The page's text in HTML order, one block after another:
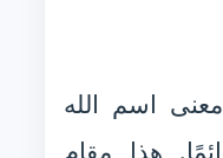
اسم الله
هذا مقام